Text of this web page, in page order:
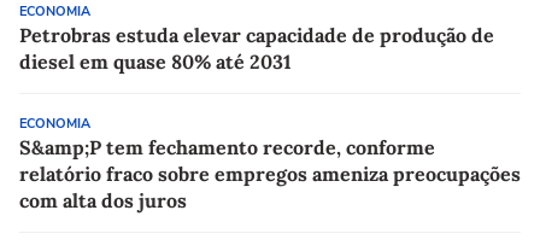
ECONOMIA
Petrobras estuda elevar capacidade de produção de
diesel em quase 80% até 2031
ECONOMIA
S&amp;P tem fechamento recorde, conforme
relatório fraco sobre empregos ameniza preocupações
com alta dos juros